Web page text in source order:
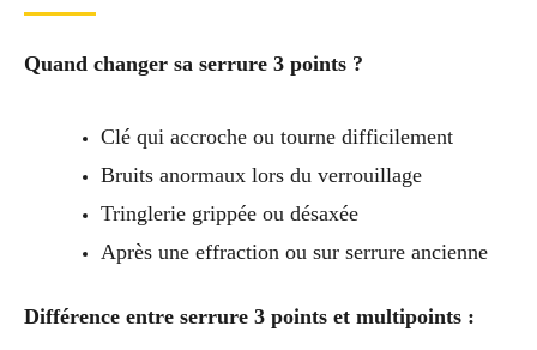
Quand changer sa serrure 3 points ?
Clé qui accroche ou tourne difficilement
Bruits anormaux lors du verrouillage
Tringlerie grippée ou désaxée
Après une effraction ou sur serrure ancienne
Différence entre serrure 3 points et multipoints :